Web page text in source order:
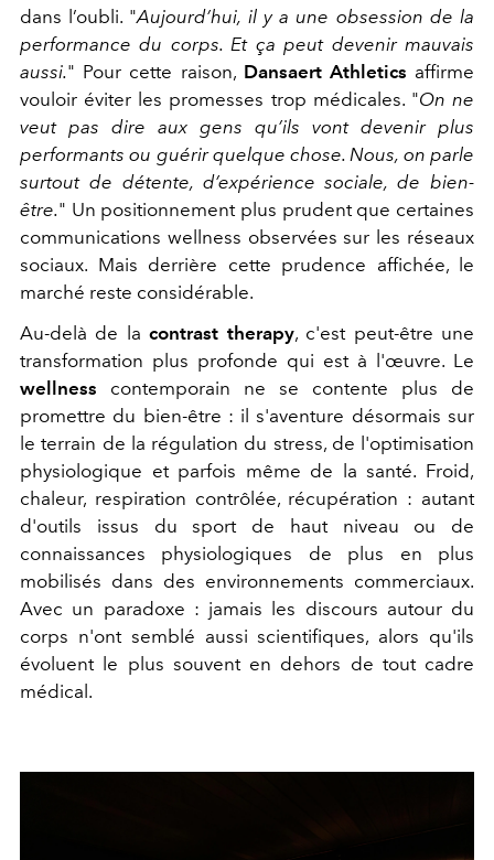
dans l’oubli. "Aujourd’hui, il y a une obsession de la
performance du corps. Et ça peut devenir mauvais
aussi." Pour cette raison, Dansaert Athletics affirme
vouloir éviter les promesses trop médicales. "On ne
veut pas dire aux gens qu’ils vont devenir plus
performants ou guérir quelque chose. Nous, on parle
surtout de détente, d’expérience sociale, de bien-
être." Un positionnement plus prudent que certaines
communications wellness observées sur les réseaux
sociaux. Mais derrière cette prudence affichée, le
marché reste considérable.
Au-delà de lacontrast therapy, c'est peut-être une
transformation plus profonde qui est à l'œuvre. Le
wellness contemporain ne se contente plus de
promettre du bien-être : il s'aventure désormais sur
le terrain de la régulation du stress, de l'optimisation
physiologique et parfois même de la santé. Froid,
chaleur, respiration contrôlée, récupération : autant
d'outils issus du sport de haut niveau ou de
connaissances physiologiques de plus en plus
mobilisés dans des environnements commerciaux.
Avec un paradoxe : jamais les discours autour du
corps n'ont semblé aussi scientifiques, alors qu'ils
évoluent le plus souvent en dehors de tout cadre
médical.